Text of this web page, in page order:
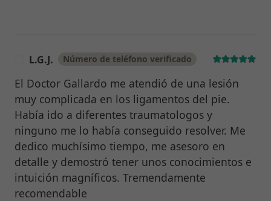
L.G.J. Número de teléfono verificado
El Doctor Gallardo me atendió de una lesión
muy complicada en los ligamentos del pie.
Había ido a diferentes traumatologos y
ninguno me lo había conseguido resolver. Me
dedico muchísimo tiempo, me asesoro en
detalle y demostró tener unos conocimientos e
intuición magníficos. Tremendamente
recomendable